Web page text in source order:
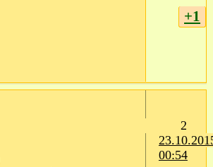
+1
2
00:54